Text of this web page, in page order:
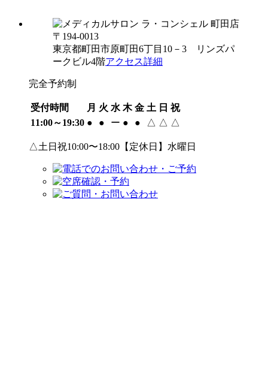
〒194-0013
東京都町田市原町田6丁目10－3 リンズパ
ークビル4階アクセス詳細
完全予約制
受付時間 月 火 水 木 金 土 日 祝
11:00～19:30 ● ● ー ● ● △ △ △
△土日祝10:00〜18:00【定休日】水曜日